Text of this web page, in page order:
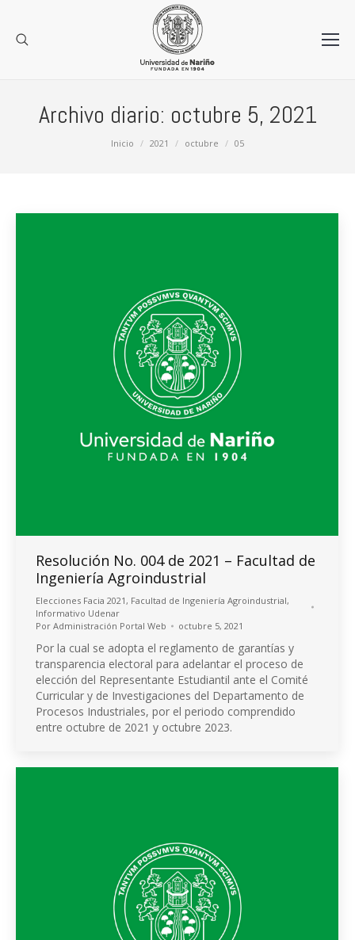
Archivo diario: octubre 5, 2021
Inicio 2021 octubre 05
Resolución No. 004 de 2021 – Facultad de
Ingeniería Agroindustrial
Elecciones Facia 2021, Facultad de Ingeniería Agroindustrial,
Informativo Udenar
Por Administración Portal Web octubre 5, 2021
Por la cual se adopta el reglamento de garantías y
transparencia electoral para adelantar el proceso de
elección del Representante Estudiantil ante el Comité
Curricular y de Investigaciones del Departamento de
Procesos Industriales, por el periodo comprendido
entre octubre de 2021 y octubre 2023.